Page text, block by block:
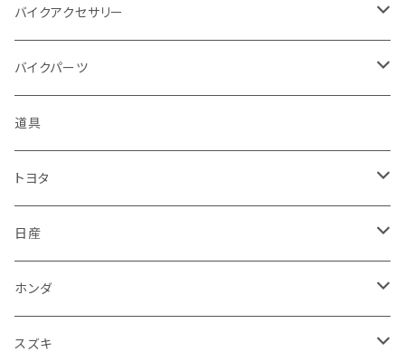
アプリリア - APRILIA
ハーレーダビッドソン - Harley-Davidson
KTM
ミツビシ
ダイハツ
スバル
レクサス
アウディ
BMW
メルセデス・ベンツ
マツダ
ミツビシ
ダイハツ
スバル
レクサス
アウディ
BMW
日産
ホンダ
スズキ
マツダ
ミツビシ
ダイハツ
スバル
ボンネット
ルーフ
ピラー
バンパー
フェンダー
サイドミラー
フロントガラス
バイクアクセサリー
ホンダ
ヤマハ
スズキ
カワサキ
ハーレーダビッドソン
BMW
バイクパーツ
排気系
マフラー
サイレンサー
外装
シートカバー
燃料タンクキャップ
ハンドル系
ハンドル
ホーン
ブレーキ
ブレーキパッド
エンジン
道具
トヨタ
フロアマット
室内アクセサリー
収納ケース
ワイパー
日産
フロアマット
電装系
ホンダ
フロアマット
スズキ